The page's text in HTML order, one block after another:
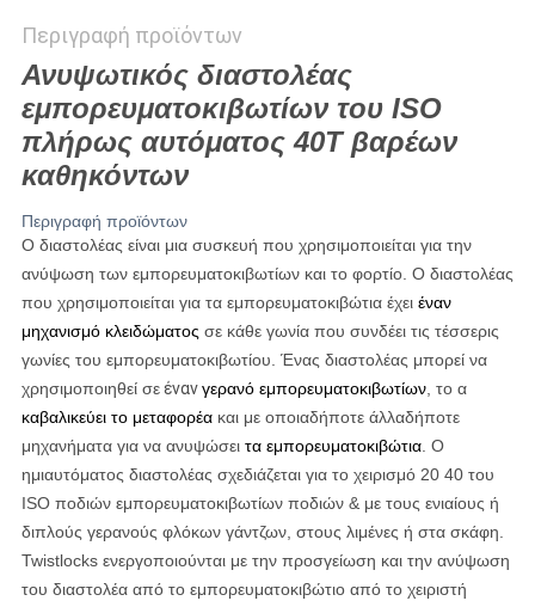
Περιγραφή προϊόντων
Ανυψωτικός διαστολέας
εμπορευματοκιβωτίων του ISO
πλήρως αυτόματος 40T βαρέων
καθηκόντων
Περιγραφή προϊόντων
Ο διαστολέας είναι μια συσκευή που χρησιμοποιείται για την
ανύψωση των εμπορευματοκιβωτίων και το φορτίο. Ο διαστολέας
που χρησιμοποιείται για τα εμπορευματοκιβώτια έχει έναν
μηχανισμό κλειδώματος σε κάθε γωνία που συνδέει τις τέσσερις
γωνίες του εμπορευματοκιβωτίου. Ένας διαστολέας μπορεί να
χρησιμοποιηθεί σεένανγερανό εμπορευματοκιβωτίων, το α
καβαλικεύει το μεταφορέακαι με οποιαδήποτε άλλαδήποτε
μηχανήματα για να ανυψώσει τα εμπορευματοκιβώτια. Ο
ημιαυτόματος διαστολέας σχεδιάζεται για το χειρισμό 20 40 του
ISO ποδιών εμπορευματοκιβωτίων ποδιών & με τους ενιαίους ή
διπλούς γερανούς φλόκων γάντζων, στους λιμένες ή στα σκάφη.
Twistlocks ενεργοποιούνται με την προσγείωση και την ανύψωση
του διαστολέα από το εμπορευματοκιβώτιο από το χειριστή